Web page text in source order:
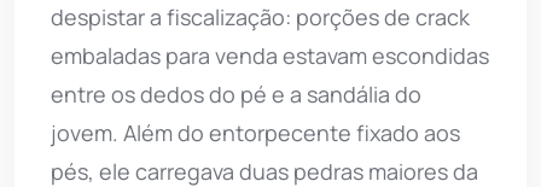
despistar a fiscalização: porções de crack
embaladas para venda estavam escondidas
entre os dedos do pé e a sandália do
jovem. Além do entorpecente fixado aos
pés, ele carregava duas pedras maiores da